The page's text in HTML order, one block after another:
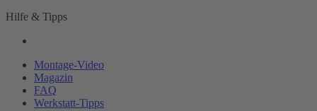
Hilfe & Tipps
Montage-Video
Magazin
FAQ
Werkstatt-Tipps